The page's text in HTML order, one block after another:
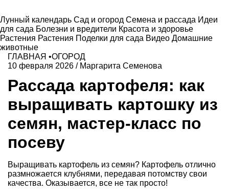
Лунный календарь Сад и огород Семена и рассада Идеи
для сада Болезни и вредители Красота и здоровье
Растения Растения Поделки для сада Видео Домашние
животные
ГЛАВНАЯ •ОГОРОД
10 февраля 2026 / Маргарита Семенова
Рассада картофеля: как
выращивать картошку из
семян, мастер-класс по
посеву
Выращивать картофель из семян? Картофель отлично
размножается клубнями, передавая потомству свои
качества. Оказывается, все не так просто!